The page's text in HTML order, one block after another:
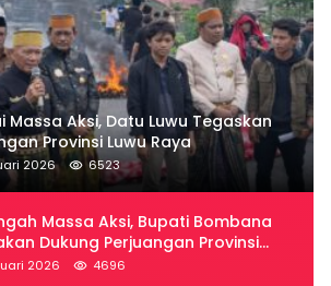
Massa Aksi, Datu Luwu Tegaskan
Provinsi Luwu Raya
2026 6523
Massa Aksi, Bupati Bombana
Dukung Perjuangan Provinsi
2026 4696